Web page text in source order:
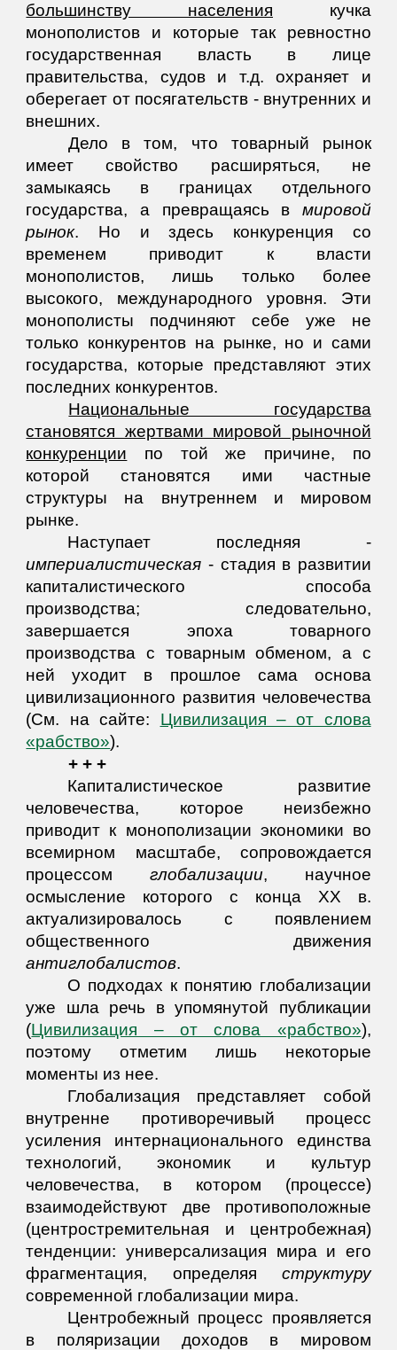
большинству населения кучка
монополистов и которые так ревностно
государственная власть в лице
правительства, судов и т.д. охраняет и
оберегает от посягательств - внутренних и
внешних.
Дело в том, что товарный рынок
имеет свойство расширяться, не
замыкаясь в границах отдельного
государства, а превращаясь в мировой
рынок. Но и здесь конкуренция со
временем приводит к власти
монополистов, лишь только более
высокого, международного уровня. Эти
монополисты подчиняют себе уже не
только конкурентов на рынке, но и сами
государства, которые представляют этих
последних конкурентов.
Национальные государства
становятся жертвами мировой рыночной
конкуренции по той же причине, по
которой становятся ими частные
структуры на внутреннем и мировом
рынке.
Наступает последняя -
империалистическая - стадия в развитии
капиталистического способа
производства; следовательно,
завершается эпоха товарного
производства с товарным обменом, а с
ней уходит в прошлое сама основа
цивилизационного развития человечества
(См. на сайте: Цивилизация – от слова
«рабство»).
+ + +
Капиталистическое развитие
человечества, которое неизбежно
приводит к монополизации экономики во
всемирном масштабе, сопровождается
процессом глобализации, научное
осмысление которого с конца ХХ в.
актуализировалось с появлением
общественного движения
антиглобалистов.
О подходах к понятию глобализации
уже шла речь в упомянутой публикации
(Цивилизация – от слова «рабство»),
поэтому отметим лишь некоторые
моменты из нее.
Глобализация представляет собой
внутренне противоречивый процесс
усиления интернационального единства
технологий, экономик и культур
человечества, в котором (процессе)
взаимодействуют две противоположные
(центростремительная и центробежная)
тенденции: универсализация мира и его
фрагментация, определяя структуру
современной глобализации мира.
Центробежный процесс проявляется
в поляризации доходов в мировом